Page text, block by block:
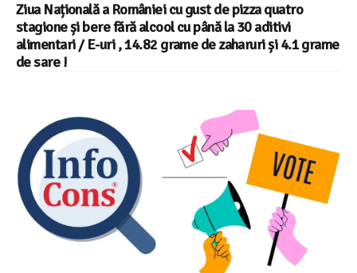
Ziua Națională a României cu gust de pizza quatro
stagione și bere fără alcool cu până la 30 aditivi
alimentari / E-uri , 14.82 grame de zaharuri și 4.1 grame
de sare !